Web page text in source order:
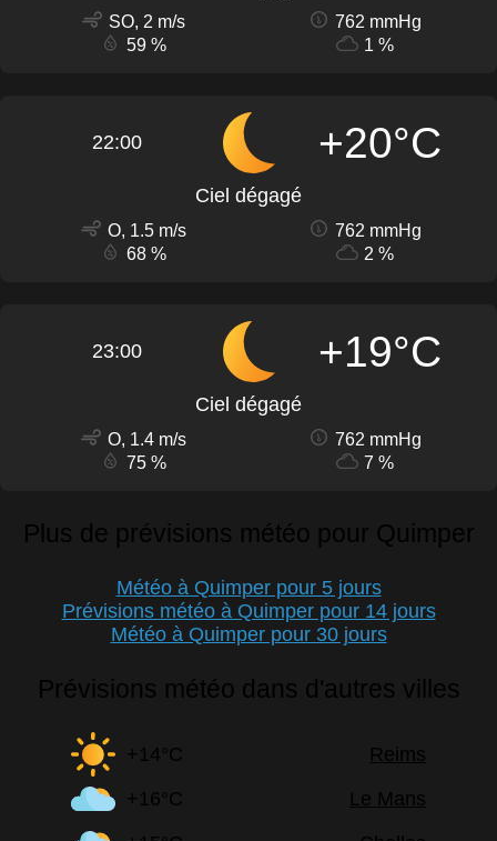
SO, 2 m/s
762 mmHg
59 %
1 %
22:00 +20°C
Ciel dégagé
O, 1.5 m/s
762 mmHg
68 %
2 %
23:00 +19°C
Ciel dégagé
O, 1.4 m/s
762 mmHg
75 %
7 %
Plus de prévisions météo pour Quimper
Météo à Quimper pour 5 jours
Prévisions météo à Quimper pour 14 jours
Météo à Quimper pour 30 jours
Prévisions météo dans d'autres villes
+14°C
Reims
+16°C
Le Mans